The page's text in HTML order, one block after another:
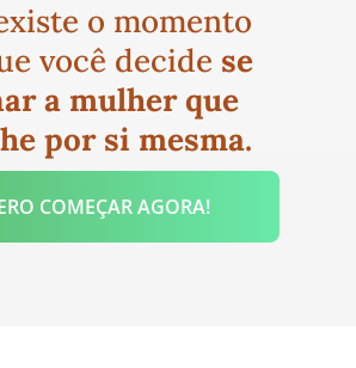
o momento
você decide se
a mulher que
por si mesma.
COMEÇAR AGORA!